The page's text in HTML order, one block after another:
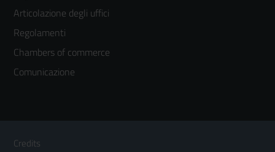
colonna
3
Articolazione degli uffici
Regolamenti
Chambers of commerce
Comunicazione
Footer
Credits